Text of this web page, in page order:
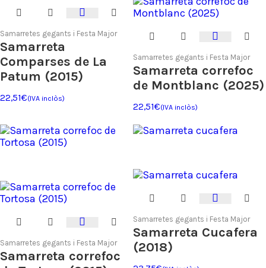
Samarretes gegants i Festa Major
Samarreta
Comparses de La
Patum (2015)
22,51€(IVA inclòs)
Samarretes gegants i Festa Major
Samarreta correfoc
de Montblanc (2025)
22,51€(IVA inclòs)
Samarretes gegants i Festa Major
Samarreta correfoc
Samarretes gegants i Festa Major
Samarreta Cucafera
(2018)